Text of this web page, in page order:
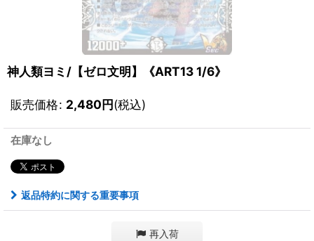
神人類ヨミ/【ゼロ文明】《ART13 1/6》
販売価格: 2,480円(税込)
在庫なし
返品特約に関する重要事項
再入荷